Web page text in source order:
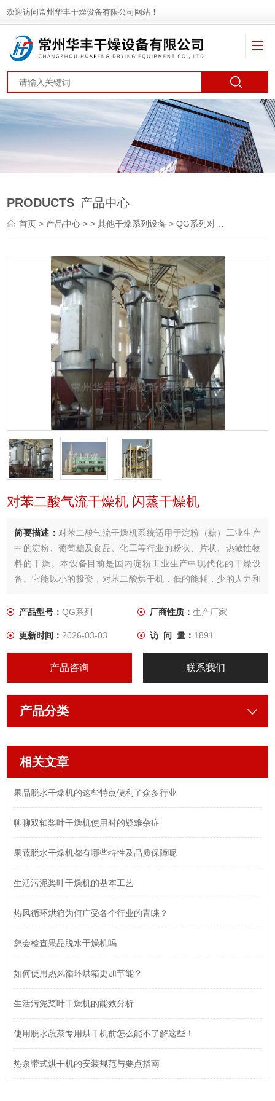
欢迎访问常州华丰干燥设备有限公司网站！
PRODUCTS 产品中心
首页> 产品中心 > >其他干燥系列设备 > QG系列对苯二酸气流干燥机 闪蒸干燥机
对苯二酸气流干燥机 闪蒸干燥机
简要描述： 对苯二酸气流干燥机系统适用于淀粉（糖）工业生产
中的淀粉、葡萄糖及食品、化工等行业的粉状、片状、热敏性物
料的干燥。本设备目前是国内淀粉工业生产中现代化的干燥设
备。它能以小的投资，对苯二酸烘干机，低的能耗，少的人力和
产品型号：QG系列 厂商性质： 生产厂家
更新时间：2026-03-03 访 问 量： 1891
产品咨询 联系我们
产品分类
相关文章
果品脱水干燥机的这些特点便利了众多行业
聊聊双轴桨叶干燥机使用时的疑难杂症
果蔬脱水干燥机都有哪些特性及品质保障呢
生活污泥桨叶干燥机的基本工艺
热风循环烘箱为何广受各个行业的青睐？
您会检查果品脱水干燥机吗
如何使用热风循环烘箱更加节能？
生活污泥桨叶干燥机的能效分析
使用脱水蔬菜专用烘干机前怎么能不了解这些！
热泵带式烘干机的安装规范与要点指南